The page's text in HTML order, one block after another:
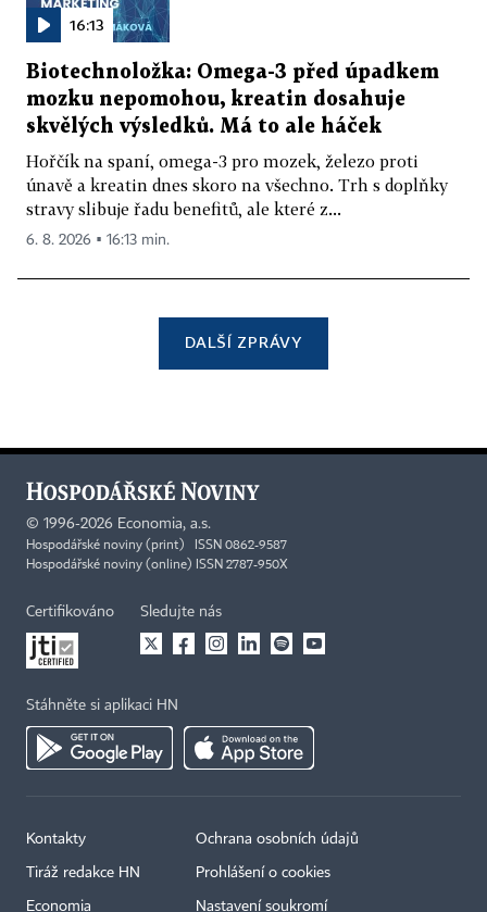
16:13
Biotechnoložka: Omega-3 před úpadkem
mozku nepomohou, kreatin dosahuje
skvělých výsledků. Má to ale háček
Hořčík na spaní, omega-3 pro mozek, železo proti
únavě a kreatin dnes skoro na všechno. Trh s doplňky
stravy slibuje řadu benefitů, ale které z...
6. 8. 2026 ▪ 16:13 min.
DALŠÍ ZPRÁVY
© 1996-2026 Economia, a.s.
Hospodářské noviny (print) ISSN 0862-9587
Hospodářské noviny (online) ISSN 2787-950X
Certifikováno Sledujte nás
Stáhněte si aplikaci HN
Kontakty
Tiráž redakce HN
Economia
Ochrana osobních údajů
Prohlášení o cookies
Nastavení soukromí